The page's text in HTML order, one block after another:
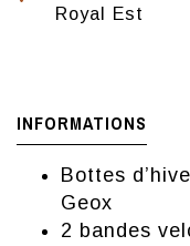
Royal Est
INFORMATIONS
Bottes
Geox
2 bandes